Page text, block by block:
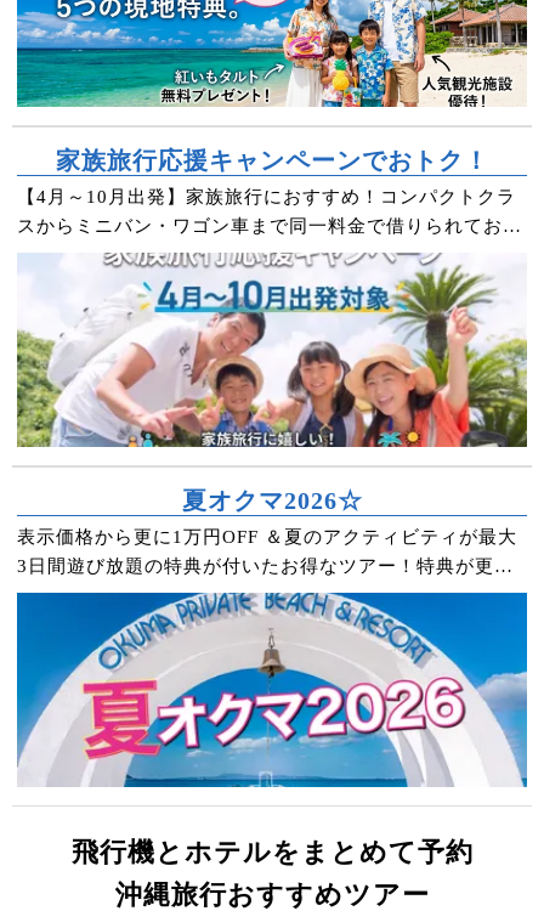
家族旅行応援キャンペーンでおトク！
【4月～10月出発】家族旅行におすすめ！コンパクトクラ
スからミニバン・ワゴン車まで同一料金で借りられておト
クな特別キャンペーン実施中♪
夏オクマ2026☆
表示価格から更に1万円OFF ＆夏のアクティビティが最大
3日間遊び放題の特典が付いたお得なツアー！特典が更に
豪華なプレミアムプランもあります。
飛行機とホテルをまとめて予約
沖縄旅行おすすめツアー